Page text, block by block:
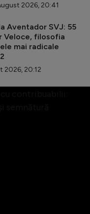
2026, 20:41
Aventador SVJ: 55
Veloce, filosofia
mai radicale
2026, 20:12